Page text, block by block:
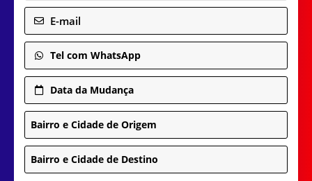
E-mail
Tel com WhatsApp
Data da Mudança
Bairro e Cidade de Origem
Bairro e Cidade de Destino